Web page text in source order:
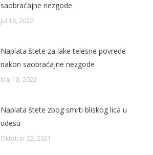
saobraćajne nezgode
Jul 18, 2022
Naplata štete za lake telesne povrede
nakon saobraćajne nezgode
Maj 18, 2022
Naplata štete zbog smrti bliskog lica u
udesu
Oktobar 22, 2021